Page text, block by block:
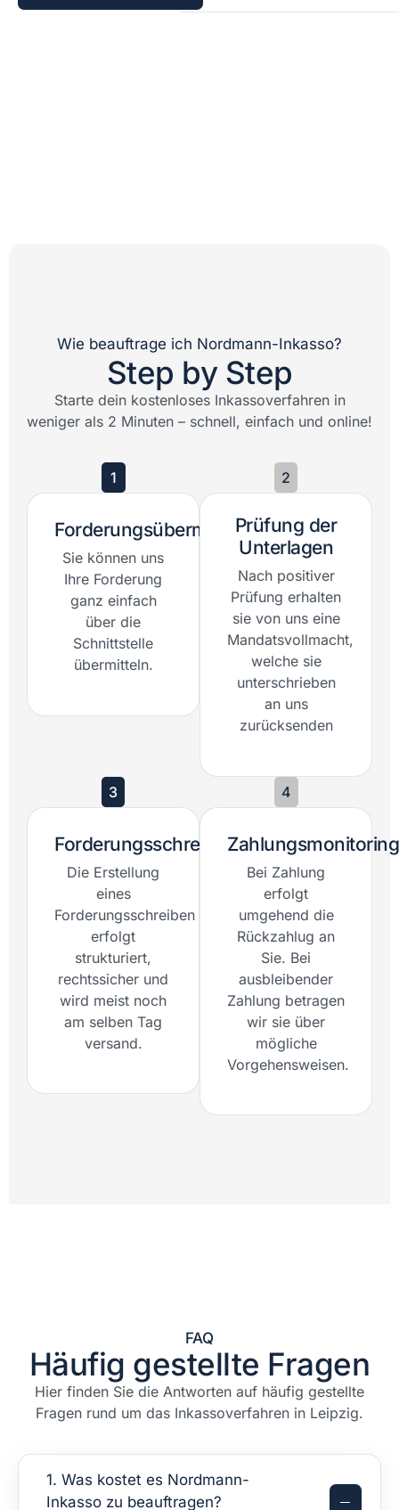
Wie beauftrage ich Nordmann-Inkasso?
Step by Step
Starte dein kostenloses Inkassoverfahren in
weniger als 2 Minuten – schnell, einfach und online!
1
Forderungsübermittlung
Sie können uns
Ihre Forderung
ganz einfach
über die
Schnittstelle
übermitteln.
2
Prüfung der
Unterlagen
Nach positiver
Prüfung erhalten
sie von uns eine
Mandatsvollmacht,
welche sie
unterschrieben
an uns
zurücksenden
3
Forderungsschreiben
Die Erstellung
eines
Forderungsschreiben
erfolgt
strukturiert,
rechtssicher und
wird meist noch
am selben Tag
versand.
4
Zahlungsmonitoring
Bei Zahlung
erfolgt
umgehend die
Rückzahlug an
Sie. Bei
ausbleibender
Zahlung betragen
wir sie über
mögliche
Vorgehensweisen.
FAQ
Häufig gestellte Fragen
Hier finden Sie die Antworten auf häufig gestellte
Fragen rund um das Inkassoverfahren in Leipzig.
1. Was kostet es Nordmann-
Inkasso zu beauftragen?